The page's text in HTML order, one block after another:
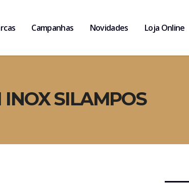
Campanhas Novidades Loja Online
SILAMPOS